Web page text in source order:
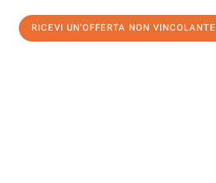
RICEVI UN'OFFERTA NON VINCOLANTE